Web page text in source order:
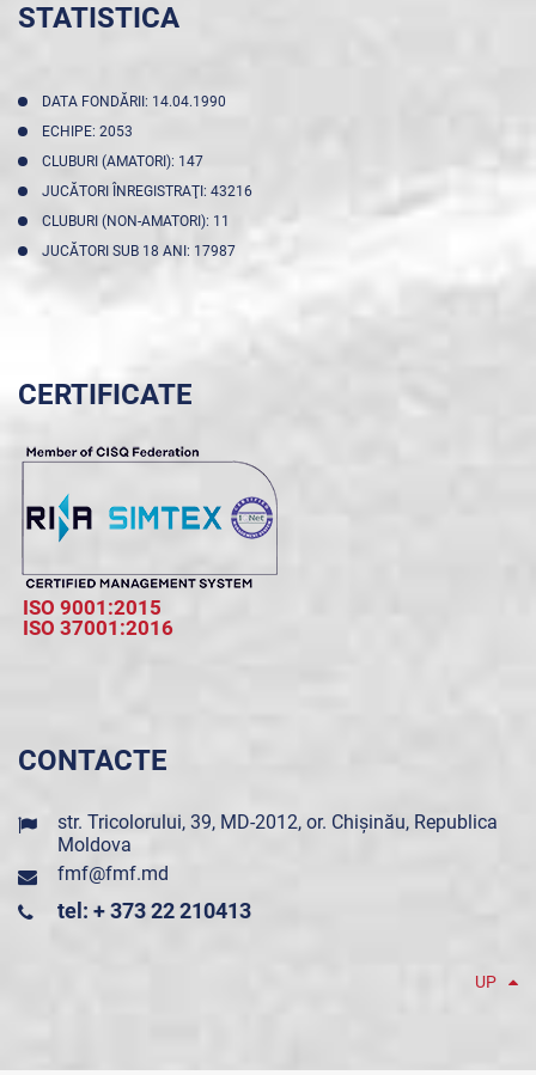
STATISTICA
DATA FONDĂRII: 14.04.1990
ECHIPE: 2053
CLUBURI (AMATORI): 147
JUCĂTORI ÎNREGISTRAŢI: 43216
CLUBURI (NON-AMATORI): 11
JUCĂTORI SUB 18 ANI: 17987
CERTIFICATE
ISO 9001:2015
ISO 37001:2016
CONTACTE
str. Tricolorului, 39, MD-2012, or. Chișinău, Republica
Moldova
fmf@fmf.md
tel: + 373 22 210413
UP